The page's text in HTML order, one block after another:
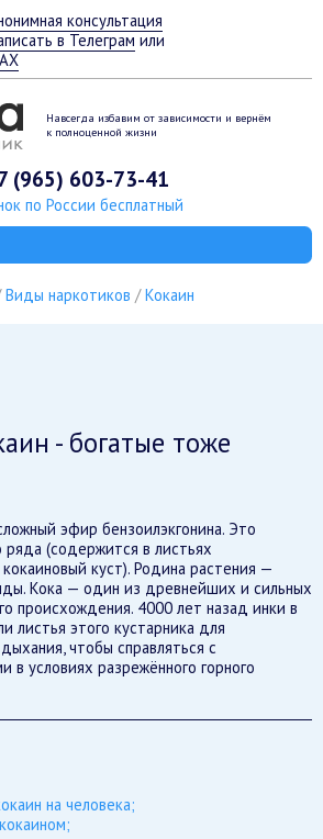
консультация
в Телеграм или
Навсегда избавим от зависимости и вернём
к полноценной жизни
(965) 603-73-41
по России бесплатный
Виды наркотиков Кокаин
- богатые тоже
эфир бензоилэкгонина. Это
ряда (содержится в листьях
куст). Родина растения —
Кока — один из древнейших и сильных
происхождения. 4000 лет назад инки в
листья этого кустарника для
чтобы справляться с
в условиях разрежённого горного
на человека;